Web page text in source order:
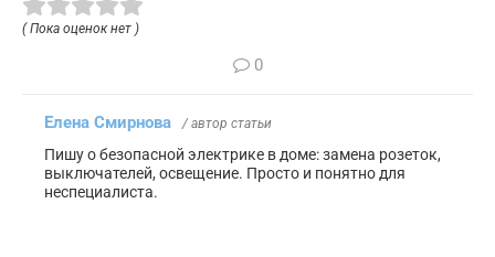
( Пока оценок нет )
0
Елена Смирнова / автор статьи
Пишу о безопасной электрике в доме: замена розеток,
выключателей, освещение. Просто и понятно для
неспециалиста.